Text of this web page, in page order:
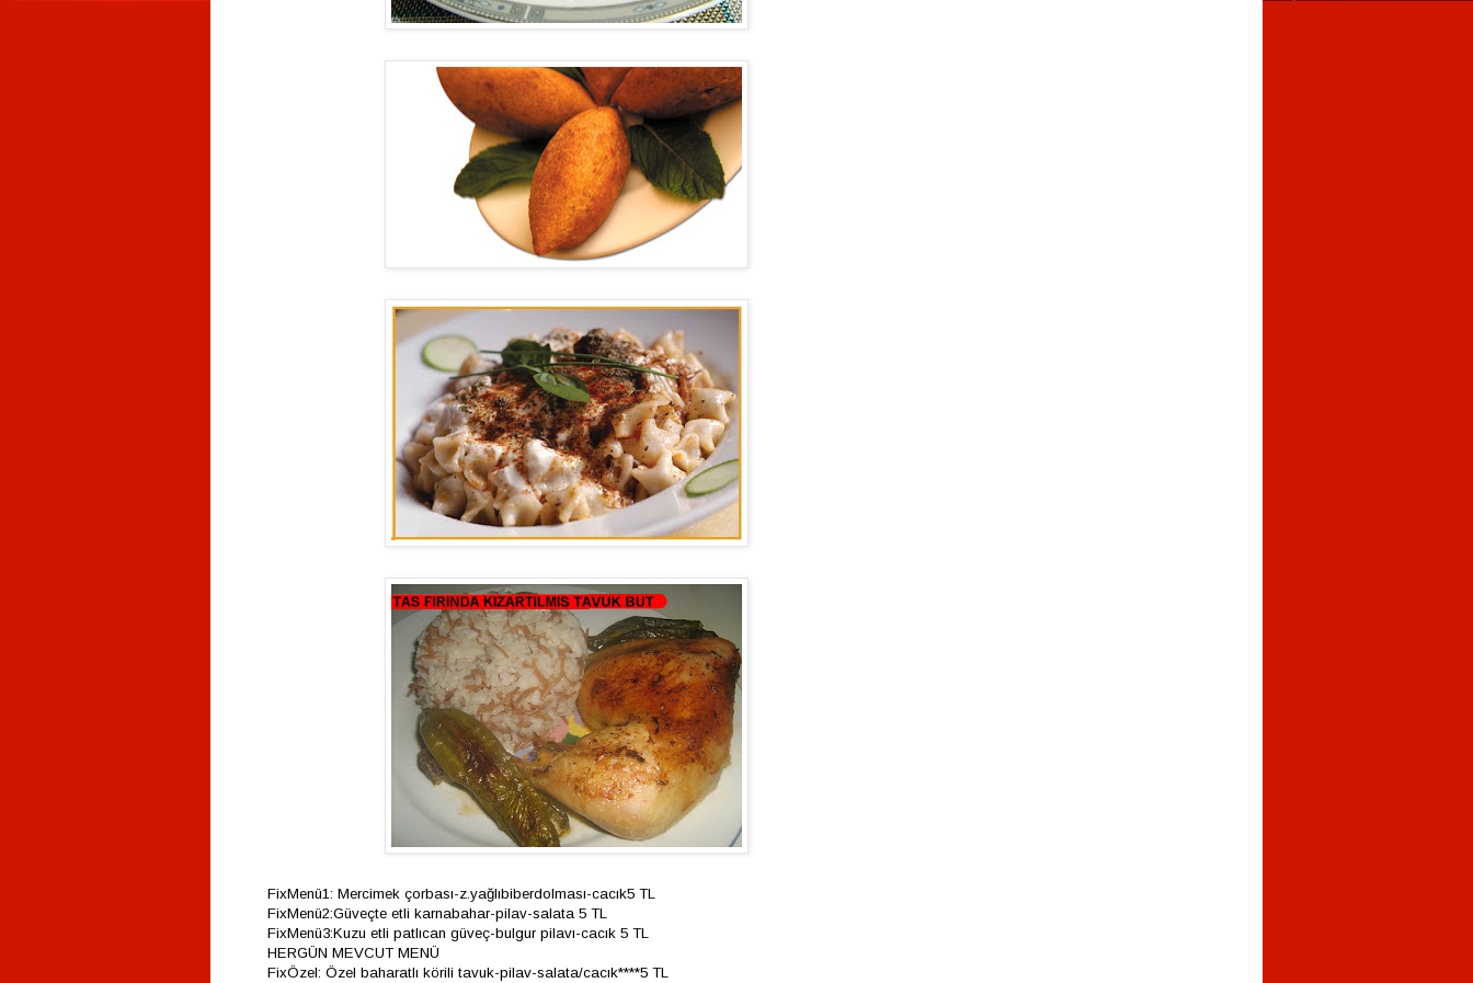
FixMenü1: Mercimek çorbası-z.yağlıbiberdolması-cacık5 TL
FixMenü2:Güveçte etli karnabahar-pilav-salata 5 TL
FixMenü3:Kuzu etli patlıcan güveç-bulgur pilavı-cacık 5 TL
HERGÜN MEVCUT MENÜ
FixÖzel: Özel baharatlı körili tavuk-pilav-salata/cacık****5 TL